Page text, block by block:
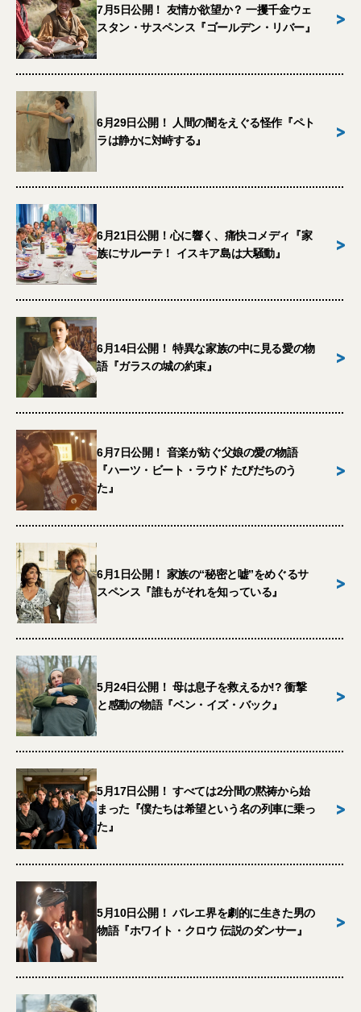
7月5日公開！ 友情か欲望か？ 一攫千金ウェ
スタン・サスペンス『ゴールデン・リバー』
>
6月29日公開！ 人間の闇をえぐる怪作『ペト
ラは静かに対峙する』
>
6月21日公開！心に響く、痛快コメディ『家
族にサルーテ！ イスキア島は大騒動』
>
6月14日公開！ 特異な家族の中に見る愛の物
語『ガラスの城の約束』
>
6月7日公開！ 音楽が紡ぐ父娘の愛の物語
『ハーツ・ビート・ラウド たびだちのう
た』
>
6月1日公開！ 家族の“秘密と嘘”をめぐるサ
スペンス『誰もがそれを知っている』
>
5月24日公開！ 母は息子を救えるか!? 衝撃
と感動の物語『ベン・イズ・バック』
>
5月17日公開！ すべては2分間の黙祷から始
まった『僕たちは希望という名の列車に乗っ
た』
>
5月10日公開！ バレエ界を劇的に生きた男の
物語『ホワイト・クロウ 伝説のダンサー』
>